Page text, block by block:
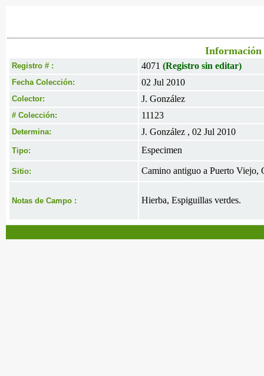
Información
Registro # : 4071 (Registro sin editar)
Fecha Colección: 02 Jul 2010
Colector: J. González
# Colección: 11123
Determina: J. González , 02 Jul 2010
Tipo: Especimen
Sitio: Camino antiguo a Puerto
Notas de Campo : Hierba, Espiguillas verdes.